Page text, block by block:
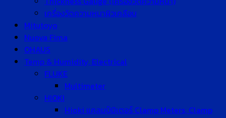
เครื่องวัดความหนาผิวเคลือบ
Mitutoyo
Nuova Fima
OHAUS
Temp & Humidity, Electrical
FLUKE
Multimeter
HIOKI
Hioki แคลมป์มิเตอร์ Clamp Meters, Clamp